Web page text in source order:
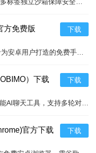
，选择“设置”->“同步和
网络可能需要使用加速工
选择“暗色主题”即可。也
在chrome://flags中搜
方免费版
下载
）下载
2026官方免费
下载
官方下载
手机版
下载